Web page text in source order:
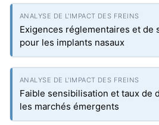
Exigences réglementaires et de
pour les implants nasaux
Faible sensibilisation et taux de
les marchés émergents